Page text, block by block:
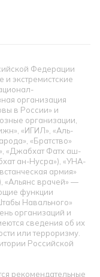
Федерации
экстремистские
организация
в России» и
организации,
«ИГИЛ», «Аль-
«Братство»
«Джабхат Фатх аш-
ан-Нусра»), «УНА-
армия»
«Альянс врачей» —
функции
Навального»
организаций и
сведения об их
или терроризму.
Российской
рекомендательные